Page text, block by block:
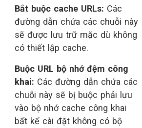
Bắt buộc cache URLs: Các
đường dẫn chứa các chuỗi này
sẽ được lưu trữ mặc dù không
có thiết lập cache.
Buộc URL bộ nhớ đệm công
khai: Các đường dẫn chứa các
chuỗi này sẽ bị buộc phải lưu
vào bộ nhớ cache công khai
bất kể cài đặt không có bộ